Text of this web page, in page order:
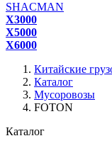
SHACMAN
X3000
X5000
X6000
Китайские
Каталог
Мусоровозы
FOTON
Каталог